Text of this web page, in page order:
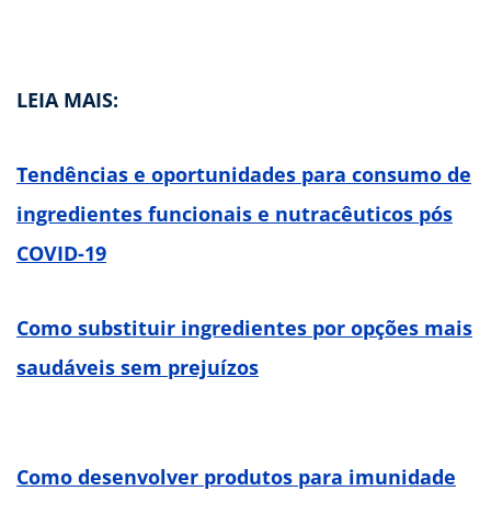
LEIA MAIS:
Tendências e oportunidades para consumo de
ingredientes funcionais e nutracêuticos pós
COVID-19
Como substituir ingredientes por opções mais
saudáveis sem prejuízos
Como desenvolver produtos para imunidade